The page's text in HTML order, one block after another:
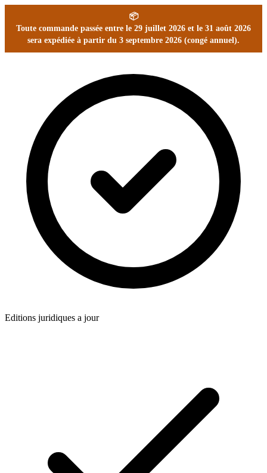
📦
Toute commande passée entre le 29 juillet 2026 et le 31 août 2026
sera expédiée à partir du 3 septembre 2026 (congé annuel).
Editions juridiques a jour